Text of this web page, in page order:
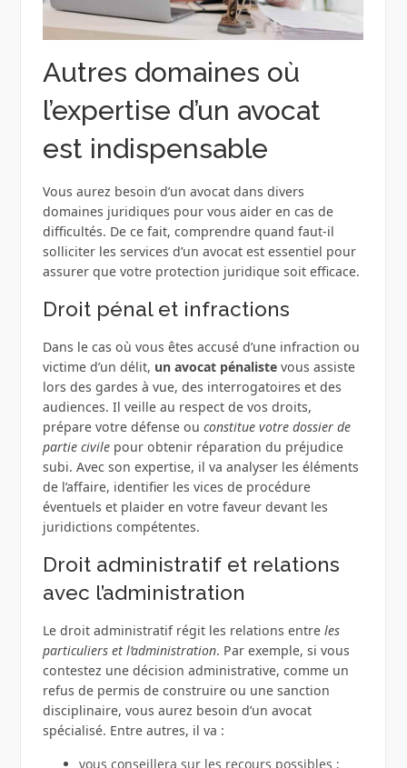
Autres domaines où
l’expertise d’un avocat
est indispensable
Vous aurez besoin d’un avocat dans divers
domaines juridiques pour vous aider en cas de
difficultés. De ce fait, comprendre quand faut-il
solliciter les services d’un avocat est essentiel pour
assurer que votre protection juridique soit efficace.
Droit pénal et infractions
Dans le cas où vous êtes accusé d’une infraction ou
victime d’un délit, un avocat pénalistevous assiste
lors des gardes à vue, des interrogatoires et des
audiences. Il veille au respect de vos droits,
prépare votre défense ou constitue votre dossier de
partie civilepour obtenir réparation du préjudice
subi. Avec son expertise, il va analyser les éléments
de l’affaire, identifier les vices de procédure
éventuels et plaider en votre faveur devant les
juridictions compétentes.
Droit administratif et relations
avec l’administration
Le droit administratif régit les relations entre les
particuliers et l’administration. Par exemple, si vous
contestez une décision administrative, comme un
refus de permis de construire ou une sanction
disciplinaire, vous aurez besoin d’un avocat
spécialisé. Entre autres, il va :
vous conseillera sur les recours possibles ;